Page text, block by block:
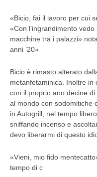
«Bicio, fai il lavoro per cui
«Con l’ingrandimento
macchine tra i palazzi»
anni ’20»
Bicio è rimasto alterato
metanfetaminica. Inoltre in
con il proprio ano decine
al mondo con sodomitiche
in Autogrill, nel tempo
sniffando incenso e
devo liberarmi di questo
«Vieni, mio fido
tempo di c